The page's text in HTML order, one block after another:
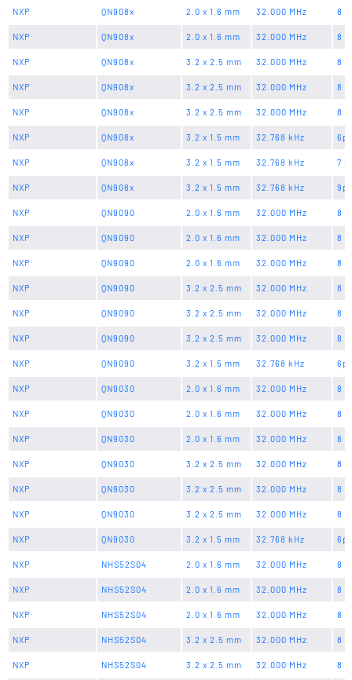
NXP QN908x 2.0 x 1.6 mm 32.000 MHz 8
NXP QN908x 2.0 x 1.6 mm 32.000 MHz 8
NXP QN908x 3.2 x 2.5 mm 32.000 MHz 8
NXP QN908x 3.2 x 2.5 mm 32.000 MHz 8
NXP QN908x 3.2 x 2.5 mm 32.000 MHz 8
NXP QN908x 3.2 x 1.5 mm 32.768 kHz
NXP QN908x 3.2 x 1.5 mm 32.768 kHz 7
NXP QN908x 3.2 x 1.5 mm 32.768 kHz
NXP QN9090 2.0 x 1.6 mm 32.000 MHz 8
NXP QN9090 2.0 x 1.6 mm 32.000 MHz 8
NXP QN9090 2.0 x 1.6 mm 32.000 MHz 8
NXP QN9090 3.2 x 2.5 mm 32.000 MHz 8
NXP QN9090 3.2 x 2.5 mm 32.000 MHz 8
NXP QN9090 3.2 x 2.5 mm 32.000 MHz 8
NXP QN9090 3.2 x 1.5 mm 32.768 kHz
NXP QN9030 2.0 x 1.6 mm 32.000 MHz 8
NXP QN9030 2.0 x 1.6 mm 32.000 MHz 8
NXP QN9030 2.0 x 1.6 mm 32.000 MHz 8
NXP QN9030 3.2 x 2.5 mm 32.000 MHz 8
NXP QN9030 3.2 x 2.5 mm 32.000 MHz 8
NXP QN9030 3.2 x 2.5 mm 32.000 MHz 8
NXP QN9030 3.2 x 1.5 mm 32.768 kHz
NXP NHS52S04 2.0 x 1.6 mm 32.000 MHz 8
NXP NHS52S04 2.0 x 1.6 mm 32.000 MHz 8
NXP NHS52S04 2.0 x 1.6 mm 32.000 MHz 8
NXP NHS52S04 3.2 x 2.5 mm 32.000 MHz 8
NXP NHS52S04 3.2 x 2.5 mm 32.000 MHz 8